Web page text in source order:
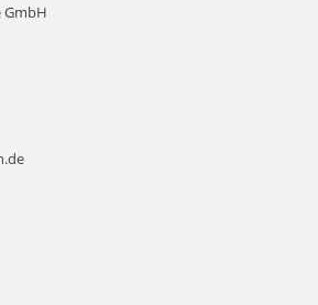
GmbH